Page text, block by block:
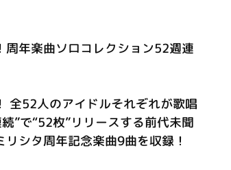
年楽曲ソロコレクション52週連
全52人のアイドルそれぞれが歌唱
”で“52枚”リリースする前代未聞
シタ周年記念楽曲9曲を収録！